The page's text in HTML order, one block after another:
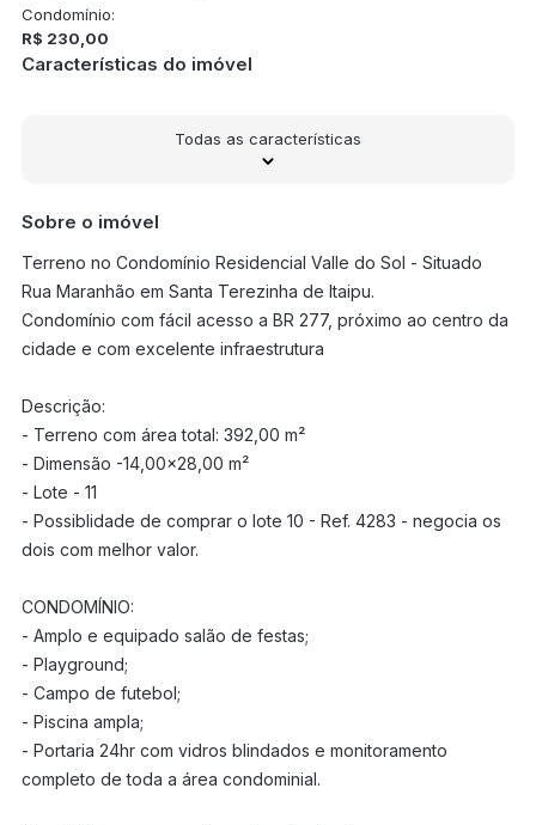
Condomínio:
R$ 230,00
Características do imóvel
Todas as características
Sobre o imóvel
Terreno no Condomínio Residencial Valle do Sol - Situado
Rua Maranhão em Santa Terezinha de Itaipu.
Condomínio com fácil acesso a BR 277, próximo ao centro da
cidade e com excelente infraestrutura
Descrição:
- Terreno com área total: 392,00 m²
- Dimensão -14,00x28,00 m²
- Lote - 11
- Possiblidade de comprar o lote 10 - Ref. 4283 - negocia os
dois com melhor valor.
CONDOMÍNIO:
- Amplo e equipado salão de festas;
- Playground;
- Campo de futebol;
- Piscina ampla;
- Portaria 24hr com vidros blindados e monitoramento
completo de toda a área condominial.